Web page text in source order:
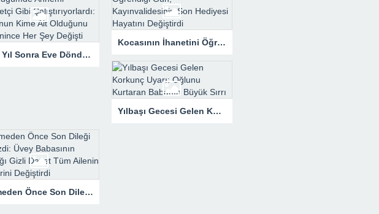
Altı Yıl Sonra Eve Döndüğümde Annemi Hizmetçi Gibi Çalıştırıyorlardı: Tapunun Kime Ait Olduğunu Öğrenince Her Şey Değişti
Kocasının İhanetini Öğrendiği Gün, Kayınvalidesinin Son Hediyesi Hayatını Değiştirdi
Yılbaşı Gecesi Gelen Korkunç Uyarı: Oğlunu Kurtaran Babanın Büyük Sırrı
Ölmeden Önce Son Dileği Denizdi: Üvey Babasının Yaptığı Gizli Davet Tüm Ailenin Kaderini Değiştirdi